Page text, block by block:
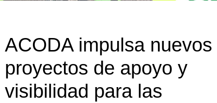
ACODA impulsa nuevos
proyectos de apoyo y
visibilidad para las